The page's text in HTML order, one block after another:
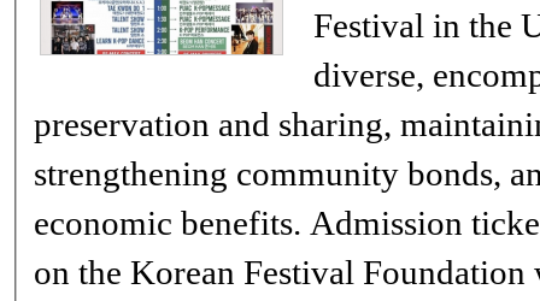
Festival in the
diverse,
preservation and sharing,
strengthening community bonds,
economic benefits. Admission tickets can be purchased
on the Korean Festival Foundation